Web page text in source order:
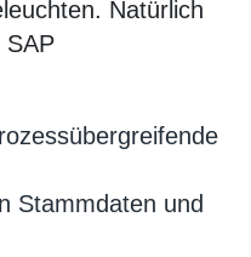
Natürlich
SAP
Stammdaten und